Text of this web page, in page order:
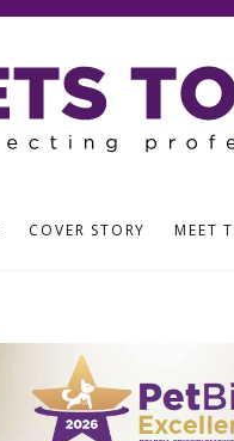
COVER STORY MEET